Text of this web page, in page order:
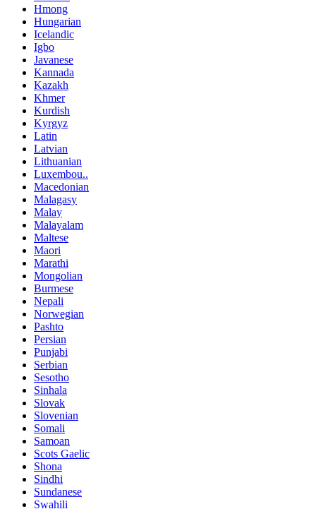
Hmong
Hungarian
Icelandic
Igbo
Javanese
Kannada
Kazakh
Khmer
Kurdish
Kyrgyz
Latin
Latvian
Lithuanian
Luxembou..
Macedonian
Malagasy
Malay
Malayalam
Maltese
Maori
Marathi
Mongolian
Burmese
Nepali
Norwegian
Pashto
Persian
Punjabi
Serbian
Sesotho
Sinhala
Slovak
Slovenian
Somali
Samoan
Scots Gaelic
Shona
Sindhi
Sundanese
Swahili